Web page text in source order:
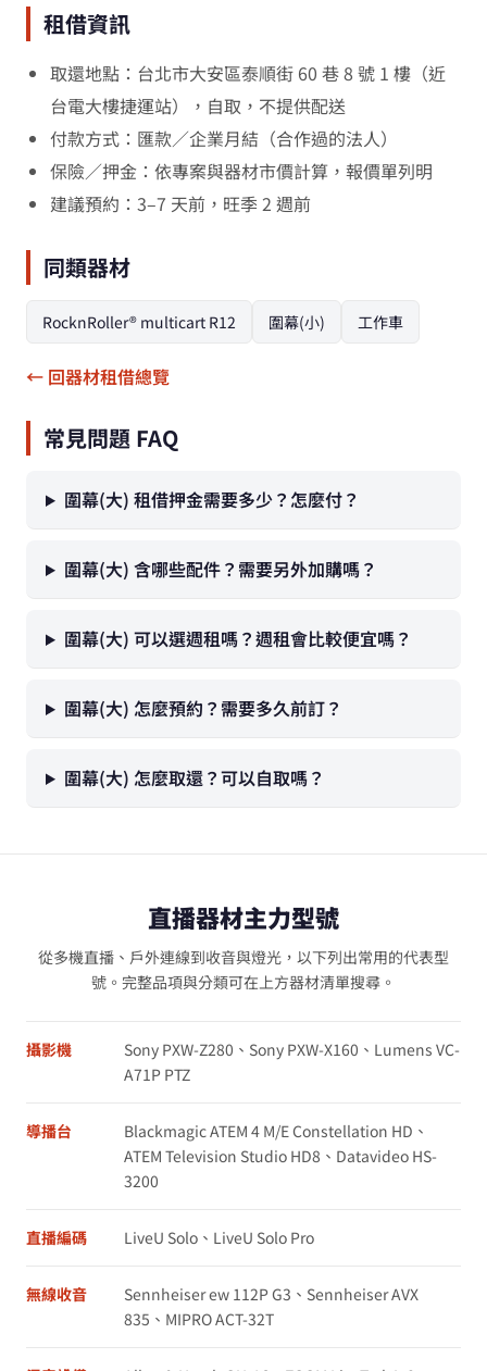
租借資訊
取還地點：台北市大安區泰順街 60 巷 8 號 1 樓（近
台電大樓捷運站），自取，不提供配送
付款方式：匯款／企業月結（合作過的法人）
保險／押金：依專案與器材市價計算，報價單列明
建議預約：3–7 天前，旺季 2 週前
同類器材
RocknRoller® multicart R12 圍幕(小) 工作車
← 回器材租借總覽
常見問題 FAQ
圍幕(大) 租借押金需要多少？怎麼付？
圍幕(大) 含哪些配件？需要另外加購嗎？
圍幕(大) 可以選週租嗎？週租會比較便宜嗎？
圍幕(大) 怎麼預約？需要多久前訂？
圍幕(大) 怎麼取還？可以自取嗎？
直播器材主力型號
從多機直播、戶外連線到收音與燈光，以下列出常用的代表型
號。完整品項與分類可在上方器材清單搜尋。
攝影機
Sony PXW-Z280、Sony PXW-X160、Lumens VC-
A71P PTZ
導播台
Blackmagic ATEM 4 M/E Constellation HD、
ATEM Television Studio HD8、Datavideo HS-
3200
直播編碼 LiveU Solo、LiveU Solo Pro
無線收音
Sennheiser ew 112P G3、Sennheiser AVX
835、MIPRO ACT-32T